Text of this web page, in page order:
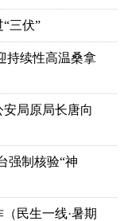
三伏”
持续性高温桑拿
局原局长唐向
强制核验“神
民生一线·暑期